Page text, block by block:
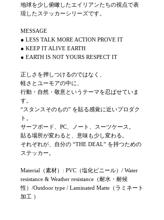
地球を少し俯瞰したエイリアンたちの視点で表
現したステッカーシリーズです。
MESSAGE
● LESS TALK MORE ACTION PROVE IT
● KEEP IT ALIVE EARTH
● EARTH IS NOT YOURS RESPECT IT
正しさを押しつけるのではなく、
軽さとユーモアの中に、
行動・自然・敬意というテーマを忍ばせていま
す。
“スタンスそのもの” を貼る感覚に近いプロダク
ト。
サーフボード、PC、ノート、スーツケース。
貼る場所が変わると、意味も少し変わる。
それぞれが、自分の “THE DEAL” を持つための
ステッカー。
Material（素材）: PVC（塩化ビニール）/ Water
resistance & Weather resistance（耐水・耐候
性）/Outdoor type / Laminated Matte（ラミネート
加工 ）